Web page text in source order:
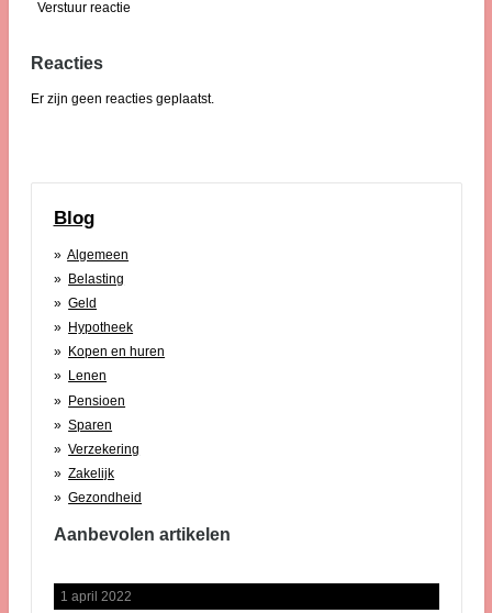
Verstuur reactie
Reacties
Er zijn geen reacties geplaatst.
Blog
Algemeen
Belasting
Geld
Hypotheek
Kopen en huren
Lenen
Pensioen
Sparen
Verzekering
Zakelijk
Gezondheid
Aanbevolen artikelen
1 april 2022